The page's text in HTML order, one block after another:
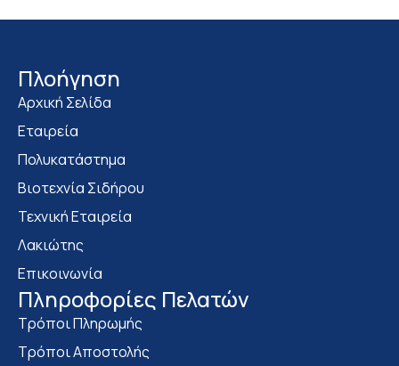
Πλοήγηση
Αρχική Σελίδα
Εταιρεία
Πολυκατάστημα
Bιοτεχνία Σιδήρου
Τεχνική Εταιρεία
Λακιώτης
Επικοινωνία
Πληροφορίες Πελατών
Τρόποι Πληρωμής
Τρόποι Αποστολής